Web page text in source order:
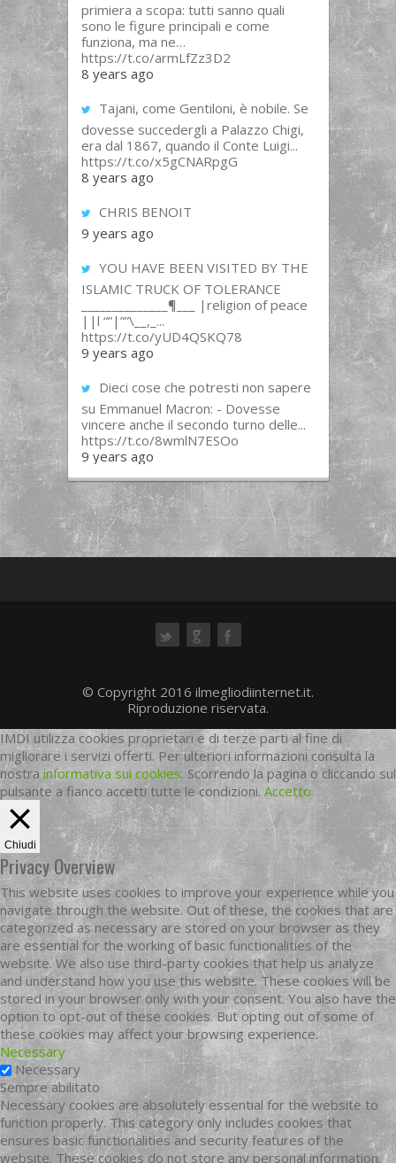
primiera a scopa: tutti sanno quali
sono le figure principali e come
funziona, ma ne…
https://t.co/armLfZz3D2
8 years ago
Tajani, come Gentiloni, è nobile. Se
dovesse succedergli a Palazzo Chigi,
era dal 1867, quando il Conte Luigi...
https://t.co/x5gCNARpgG
8 years ago
CHRIS BENOIT
9 years ago
YOU HAVE BEEN VISITED BY THE
ISLAMIC TRUCK OF TOLERANCE
______________¶___ |religion of peace
||l “”|””\__,_...
https://t.co/yUD4QSKQ78
9 years ago
Dieci cose che potresti non sapere
su Emmanuel Macron: - Dovesse
vincere anche il secondo turno delle...
https://t.co/8wmlN7ESOo
9 years ago
© Copyright 2016 ilmegliodiinternet.it.
Riproduzione riservata.
IMDI utilizza cookies proprietari e di terze parti al fine di
migliorare i servizi offerti. Per ulteriori informazioni consulta la
nostrainformativa sui cookies. Scorrendo la pagina o cliccando sul
pulsante a fianco accetti tutte le condizioni. Accetto
Chiudi
Privacy Overview
This website uses cookies to improve your experience while you
navigate through the website. Out of these, the cookies that are
categorized as necessary are stored on your browser as they
are essential for the working of basic functionalities of the
website. We also use third-party cookies that help us analyze
and understand how you use this website. These cookies will be
stored in your browser only with your consent. You also have the
option to opt-out of these cookies. But opting out of some of
these cookies may affect your browsing experience.
Necessary
Necessary
Sempre abilitato
Necessary cookies are absolutely essential for the website to
function properly. This category only includes cookies that
ensures basic functionalities and security features of the
website. These cookies do not store any personal information.